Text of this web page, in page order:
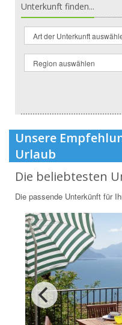
Unterkunft finden...
Unsere
Urlaub
Die beliebtesten
Die passende Unterkünft für